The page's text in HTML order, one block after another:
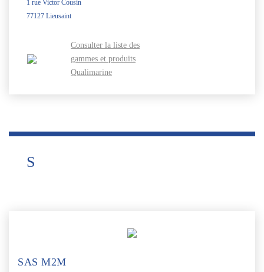
1 rue Victor Cousin
77127 Lieusaint
Consulter la liste des
gammes et produits
Qualimarine
S
SAS M2M